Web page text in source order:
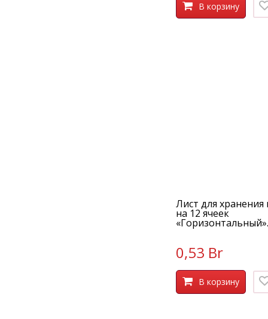
В корзину
Лист для
на 12 ячеек
0,53 Br
В корзину